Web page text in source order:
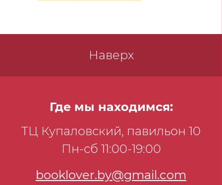
Наверх
Где мы находимся:
ТЦ Купаловский, павильон 10
Пн-сб 11:00-19:00
booklover.by@gmail.com